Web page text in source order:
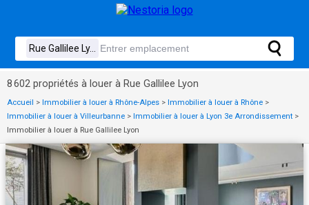
8 602 propriétés à louer à Rue Gallilee Lyon
Accueil > Immobilier à louer à Rhône-Alpes > Immobilier à louer à Rhône >
Immobilier à louer à Villeurbanne > Immobilier à louer à Lyon 3e Arrondissement >
Immobilier à louer à Rue Gallilee Lyon